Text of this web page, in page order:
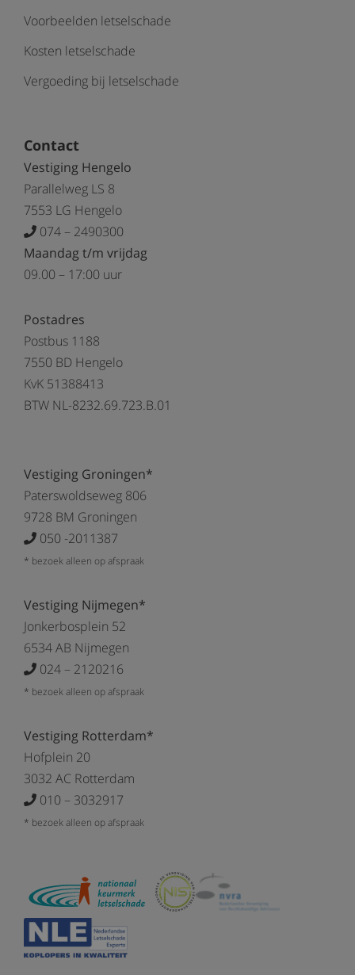
Voorbeelden letselschade
Kosten letselschade
Vergoeding bij letselschade
Contact
Vestiging Hengelo
Parallelweg LS 8
7553 LG Hengelo
074 – 2490300
Maandag t/m vrijdag
09.00 – 17:00 uur
Postadres
Postbus 1188
7550 BD Hengelo
KvK 51388413
BTW NL-8232.69.723.B.01
Vestiging Groningen*
Paterswoldseweg 806
9728 BM Groningen
050 -2011387
* bezoek alleen op afspraak
Vestiging Nijmegen*
Jonkerbosplein 52
6534 AB Nijmegen
024 – 2120216
* bezoek alleen op afspraak
Vestiging Rotterdam*
Hofplein 20
3032 AC Rotterdam
010 – 3032917
* bezoek alleen op afspraak